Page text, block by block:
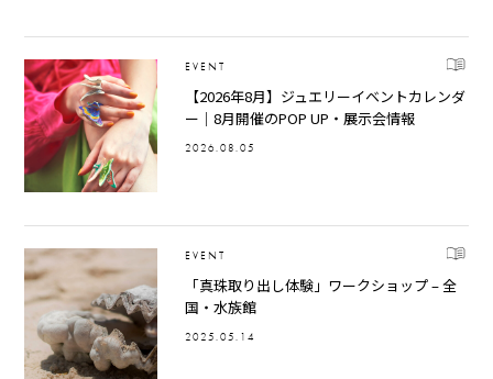
EVENT
【2026年8月】ジュエリーイベントカレンダ
ー｜8月開催のPOP UP・展示会情報
2026.08.05
EVENT
「真珠取り出し体験」ワークショップ – 全
国・水族館
2025.05.14